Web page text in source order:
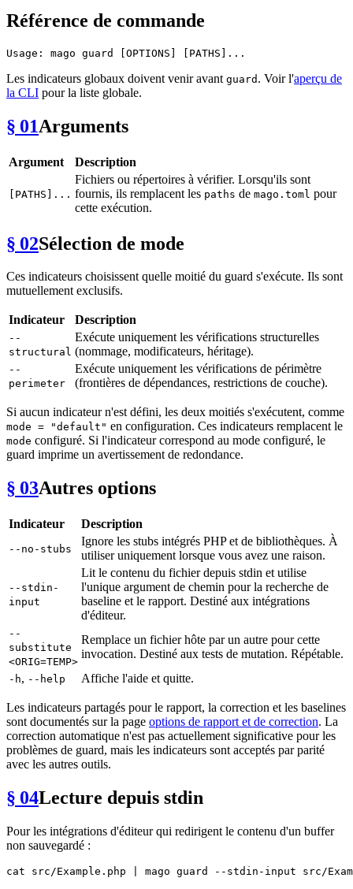
Référence de commande
Les indicateurs globaux doivent venir avant guard . Voir l'aperçu de
la CLI pour la liste globale.
§ 01Arguments
Argument Description
[PATHS]...
Fichiers ou répertoires à vérifier. Lorsqu'ils sont
fournis, ils remplacent les paths de mago.toml pour
cette exécution.
§ 02Sélection de mode
Ces indicateurs choisissent quelle moitié du guard s'exécute. Ils sont
mutuellement exclusifs.
Indicateur Description
--
structural
Exécute uniquement les vérifications structurelles
(nommage, modificateurs, héritage).
--
perimeter
Exécute uniquement les vérifications de périmètre
(frontières de dépendances, restrictions de couche).
Si aucun indicateur n'est défini, les deux moitiés s'exécutent, comme
mode = "default" en configuration. Ces indicateurs remplacent le
mode configuré. Si l'indicateur correspond au mode configuré, le
guard imprime un avertissement de redondance.
§ 03Autres options
Indicateur Description
--no-stubs
Ignore les stubs intégrés PHP et de bibliothèques. À
utiliser uniquement lorsque vous avez une raison.
--stdin-
input
Lit le contenu du fichier depuis stdin et utilise
l'unique argument de chemin pour la recherche de
baseline et le rapport. Destiné aux intégrations
d'éditeur.
--
substitute
<ORIG=TEMP>
Remplace un fichier hôte par un autre pour cette
invocation. Destiné aux tests de mutation. Répétable.
-h, --help Affiche l'aide et quitte.
Les indicateurs partagés pour le rapport, la correction et les baselines
sont documentés sur la page options de rapport et de correction. La
correction automatique n'est pas actuellement significative pour les
problèmes de guard, mais les indicateurs sont acceptés par parité
avec les autres outils.
§ 04Lecture depuis stdin
Pour les intégrations d'éditeur qui redirigent le contenu d'un buffer
non sauvegardé :
cat